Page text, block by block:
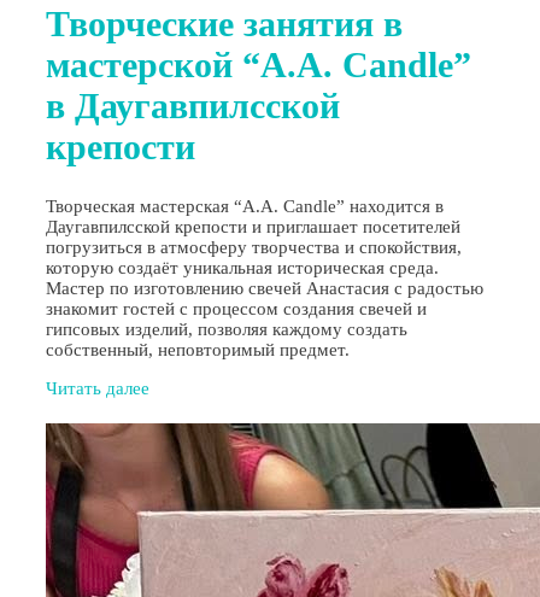
Творческие занятия в
мастерской “A.A. Candle”
в Даугавпилсской
крепости
Творческая мастерская “A.A. Candle” находится в
Даугавпилсской крепости и приглашает посетителей
погрузиться в атмосферу творчества и спокойствия,
которую создаёт уникальная историческая среда.
Мастер по изготовлению свечей Анастасия с радостью
знакомит гостей с процессом создания свечей и
гипсовых изделий, позволяя каждому создать
собственный, неповторимый предмет.
Читать далее